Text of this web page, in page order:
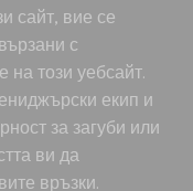
сайт, вие се
с
този уебсайт.
екип и
за загуби или
ви да
връзки.